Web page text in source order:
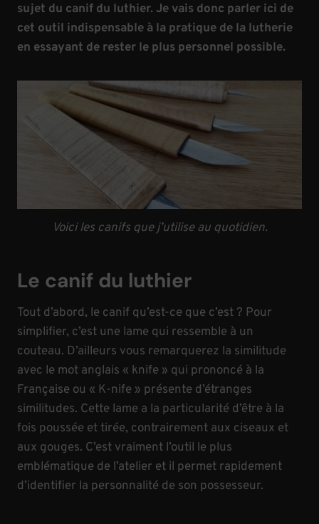
sujet du canif du luthier. Je vais donc parler ici de
cet outil indispensable à la pratique de la lutherie
en essayant de rester le plus personnel possible.
Voici les canifs que j’utilise au quotidien.
Le canif du luthier
Tout d’abord, le canif qu’est-ce que c’est ? Pour
simplifier, c’est une lame qui ressemble à un
couteau. D’ailleurs vous remarquerez la similitude
avec le mot anglais « knife » qui prononcé à la
Française ou « K-nife » présente d’étranges
similitudes. Cette lame a la particularité d’être à la
fois poussée et tirée, contrairement aux ciseaux et
aux gouges. C’est vraiment l’outil le plus
emblématique de l’atelier et il permet rapidement
d’identifier la personnalité de son possesseur.